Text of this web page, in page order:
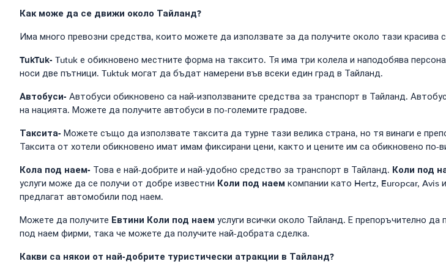
Как може да се движи около Тайланд?
Има много превозни средства, които можете да използвате за да получите около тази красива
TukTuk- Tutuk е обикновено местните форма на таксито. Тя има три колела и наподобява
носи две пътници. Tuktuk могат да бъдат намерени във всеки един град в Тайланд.
Автобуси- Автобуси обикновено са най-използваните средства за транспорт в Тайланд.
на нацията. Можете да получите автобуси в по-големите градове.
Таксита- Можете също да използвате таксита да турне тази велика страна, но тя винаги е
Таксита от хотели обикновено имат имам фиксирани цени, както и цените им са обикновено по-
Кола под наем- Това е най-добрите и най-удобно средство за транспорт в Тайланд. Коли под
услуги може да се получи от добре известни Коли под наем компании като Hertz, Europcar,
предлагат автомобили под наем.
Можете да получите Евтини Коли под наем услуги всички около Тайланд. Е препоръчително да
под наем фирми, така че можете да получите най-добрата сделка.
Какви са някои от най-добрите туристически атракции в Тайланд?